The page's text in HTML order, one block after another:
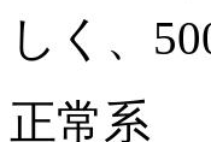
しく、
正常系